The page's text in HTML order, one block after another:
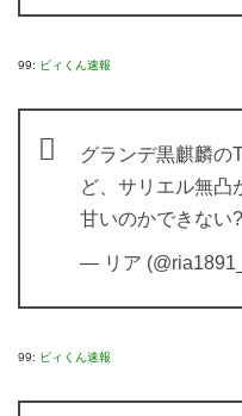
99: ビィくん速報
グランデ黒麒麟の
ど、サリエル無凸
甘いのかできない?
— リア
99: ビィくん速報